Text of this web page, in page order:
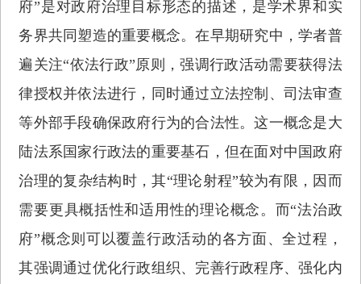
府”是对政府治理目标形态的描述，是学术界和实
务界共同塑造的重要概念。在早期研究中，学者普
遍关注“依法行政”原则，强调行政活动需要获得法
律授权并依法进行，同时通过立法控制、司法审查
等外部手段确保政府行为的合法性。这一概念是大
陆法系国家行政法的重要基石，但在面对中国政府
治理的复杂结构时，其“理论射程”较为有限，因而
需要更具概括性和适用性的理论概念。而“法治政
府”概念则可以覆盖行政活动的各方面、全过程，
其强调通过优化行政组织、完善行政程序、强化内